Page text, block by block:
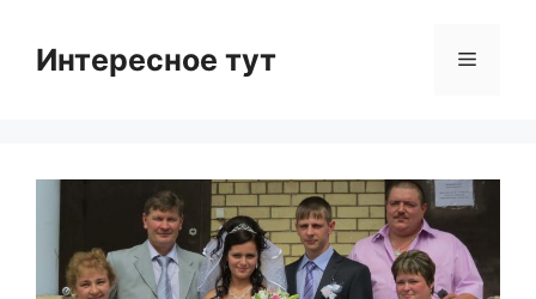
contentИнтересное тут Menu